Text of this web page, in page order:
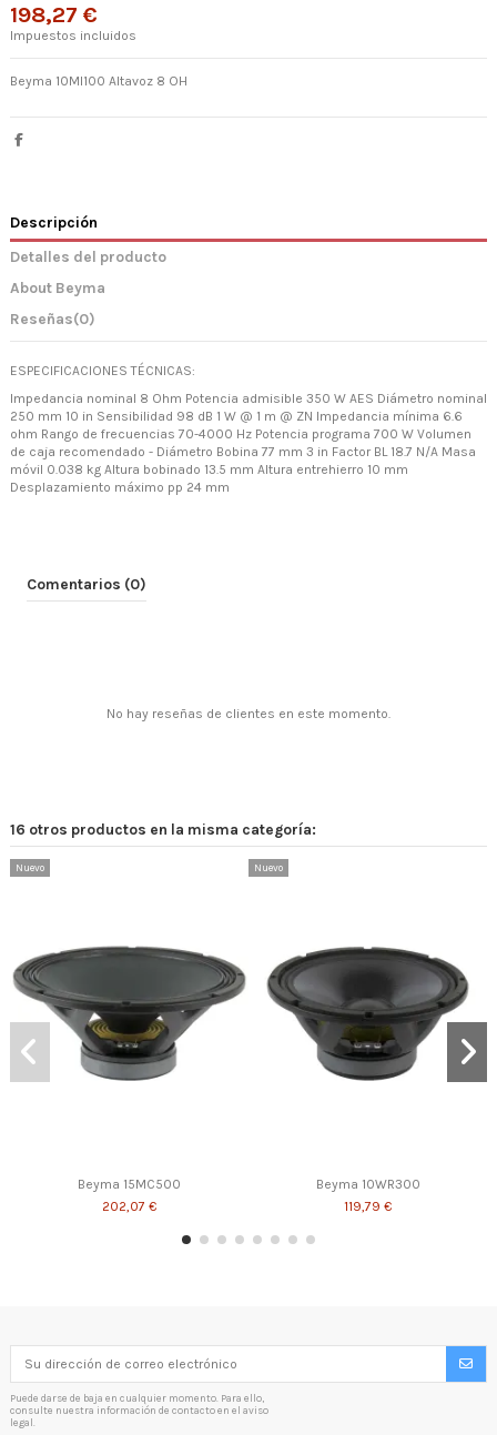
198,27 €
Impuestos incluidos
Beyma 10MI100 Altavoz 8 OH
Descripción
Detalles del producto
About Beyma
Reseñas(0)
ESPECIFICACIONES TÉCNICAS:
Impedancia nominal 8 Ohm Potencia admisible 350 W AES Diámetro nominal
250 mm 10 in Sensibilidad 98 dB 1 W @ 1 m @ ZN Impedancia mínima 6.6
ohm Rango de frecuencias 70-4000 Hz Potencia programa 700 W Volumen
de caja recomendado - Diámetro Bobina 77 mm 3 in Factor BL 18.7 N/A Masa
móvil 0.038 kg Altura bobinado 13.5 mm Altura entrehierro 10 mm
Desplazamiento máximo pp 24 mm
Comentarios (0)
No hay reseñas de clientes en este momento.
16 otros productos en la misma categoría:
Nuevo
Beyma 15MC500
202,07 €
Nuevo
Beyma 10WR300
119,79 €
Puede darse de baja en cualquier momento. Para ello,
consulte nuestra información de contacto en el aviso
legal.